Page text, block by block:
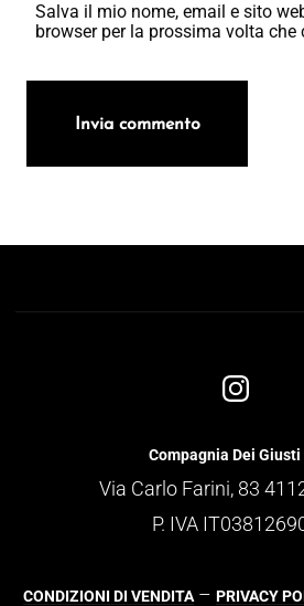
Salva il mio nome, email e sito
browser per la prossima volta che
Compagnia Dei Giusti
Via Carlo Farini, 83
P. IVA
CONDIZIONI DI VENDITA – PRIVACY